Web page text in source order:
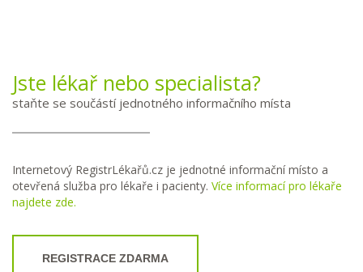
Jste lékař nebo specialista?
staňte se součástí jednotného informačního místa
Internetový RegistrLékařů.cz je jednotné informační místo a
otevřená služba pro lékaře i pacienty. Více informací pro lékaře
najdete zde.
REGISTRACE ZDARMA